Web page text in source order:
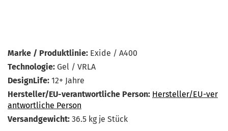
Marke / Produktlinie: Exide / A400
Technologie: Gel / VRLA
DesignLife: 12+ Jahre
Hersteller/EU-verantwortliche Person: Hersteller/EU-ver
antwortliche Person
Versandgewicht: 36.5 kg je Stück